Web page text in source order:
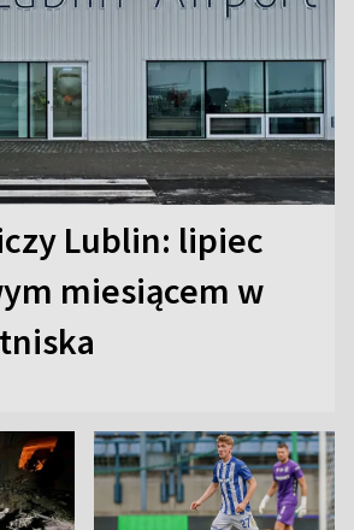
Lublin: lipiec
miesiącem w